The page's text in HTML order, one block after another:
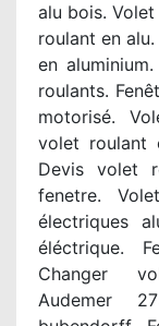
alu bois.
roulant en
en
roulants.
motorisé.
volet roulant
Devis volet
fenetre. Volet
électriques
éléctrique.
Changer
Audemer